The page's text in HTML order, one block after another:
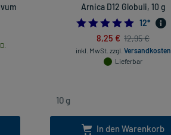
Arnica D12 Globuli, 10 g
5.0
12*
8,25 € 12,95 €
inkl. MwSt. zzgl. Versandkosten
Lieferbar
In den Warenkorb